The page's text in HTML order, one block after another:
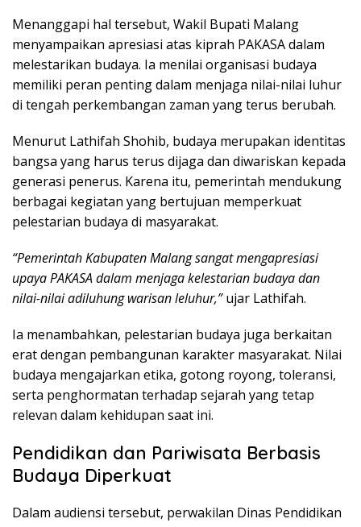
Menanggapi hal tersebut, Wakil Bupati Malang
menyampaikan apresiasi atas kiprah PAKASA dalam
melestarikan budaya. Ia menilai organisasi budaya
memiliki peran penting dalam menjaga nilai-nilai luhur
di tengah perkembangan zaman yang terus berubah.
Menurut Lathifah Shohib, budaya merupakan identitas
bangsa yang harus terus dijaga dan diwariskan kepada
generasi penerus. Karena itu, pemerintah mendukung
berbagai kegiatan yang bertujuan memperkuat
pelestarian budaya di masyarakat.
“Pemerintah Kabupaten Malang sangat mengapresiasi
upaya PAKASA dalam menjaga kelestarian budaya dan
nilai-nilai adiluhung warisan leluhur,”ujar Lathifah.
Ia menambahkan, pelestarian budaya juga berkaitan
erat dengan pembangunan karakter masyarakat. Nilai
budaya mengajarkan etika, gotong royong, toleransi,
serta penghormatan terhadap sejarah yang tetap
relevan dalam kehidupan saat ini.
Pendidikan dan Pariwisata Berbasis
Budaya Diperkuat
Dalam audiensi tersebut, perwakilan Dinas Pendidikan